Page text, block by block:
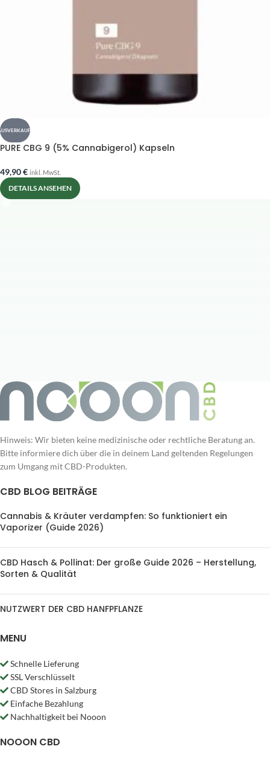
PURE CBG 9 (5% Cannabigerol) Kapseln
49,90€ inkl. MwSt.
DETAILS ANSEHEN
Hinweis: Wir bieten keine medizinische oder rechtliche Beratung an.
Bitte informiere dich über die in deinem Land geltenden Regelungen
zum Umgang mit CBD-Produkten.
CBD BLOG BEITRÄGE
Cannabis & Kräuter verdampfen: So funktioniert ein
Vaporizer (Guide 2026)
CBD Hasch & Pollinat: Der große Guide 2026 – Herstellung,
Sorten & Qualität
NUTZWERT DER CBD HANFPFLANZE
MENU
Schnelle Lieferung
SSL Verschlüsselt
CBD Stores in Salzburg
Einfache Bezahlung
Nachhaltigkeit bei Nooon
NOOON CBD